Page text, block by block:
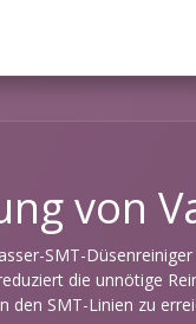
von
SMT-
die unnötige
den SMT-Linien zu